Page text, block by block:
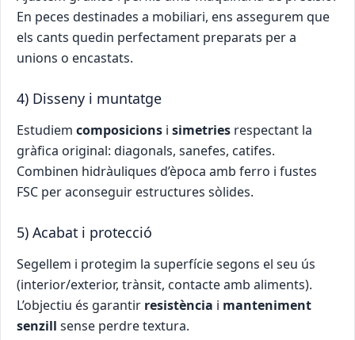
En peces destinades a mobiliari, ens assegurem que
els cants quedin perfectament preparats per a
unions o encastats.
4) Disseny i muntatge
Estudiem composicions i simetries respectant la
gràfica original: diagonals, sanefes, catifes.
Combinen hidràuliques d’època amb ferro i fustes
FSC per aconseguir estructures sòlides.
5) Acabat i protecció
Segellem i protegim la superfície segons el seu ús
(interior/exterior, trànsit, contacte amb aliments).
L’objectiu és garantir resistència i manteniment
senzill sense perdre textura.